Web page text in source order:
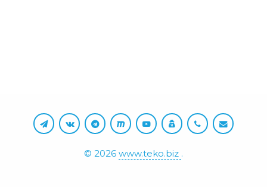
© 2026 www.teko.biz .